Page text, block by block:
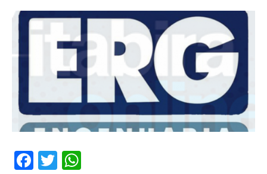
Facebook
Twitter